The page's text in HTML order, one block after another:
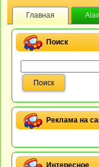
Главная
Поиск
Реклама на
Интересное